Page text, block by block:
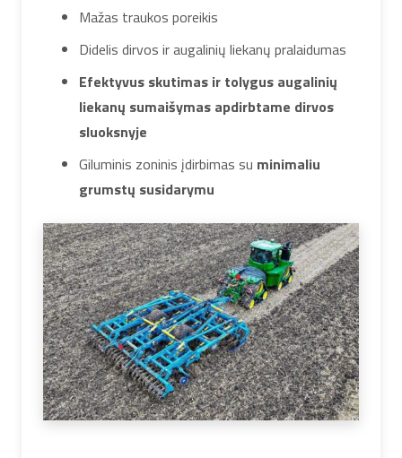
Mažas traukos poreikis
Didelis dirvos ir augalinių liekanų pralaidumas
Efektyvus skutimas ir tolygus augalinių
liekanų sumaišymas apdirbtame dirvos
sluoksnyje
Giluminis zoninis įdirbimas su minimaliu
grumstų susidarymu